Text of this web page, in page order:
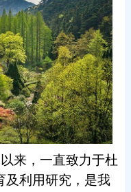
来，一直致力于杜
及利用研究，是我